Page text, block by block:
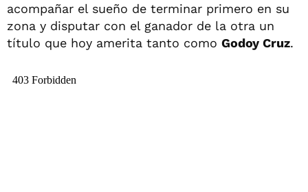
acompañar el sueño de terminar primero en su
zona y disputar con el ganador de la otra un
título que hoy amerita tanto como Godoy Cruz.